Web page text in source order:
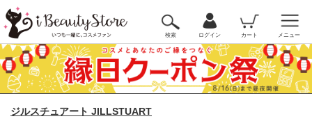
検索 ログイン カート メニュー
ジルスチュアート JILLSTUART